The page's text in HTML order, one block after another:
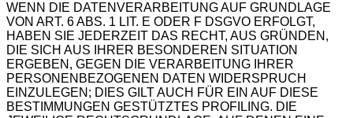
WENN DIE DATENVERARBEITUNG AUF GRUNDLAGE
VON ART. 6 ABS. 1 LIT. E ODER F DSGVO ERFOLGT,
HABEN SIE JEDERZEIT DAS RECHT, AUS GRÜNDEN,
DIE SICH AUS IHRER BESONDEREN SITUATION
ERGEBEN, GEGEN DIE VERARBEITUNG IHRER
PERSONENBEZOGENEN DATEN WIDERSPRUCH
EINZULEGEN; DIES GILT AUCH FÜR EIN AUF DIESE
BESTIMMUNGEN GESTÜTZTES PROFILING. DIE